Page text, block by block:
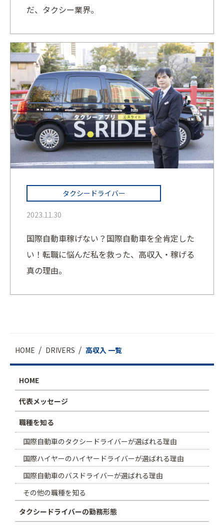
だ、タクシー業界。
タクシードライバー
2023.11.30
国際自動車稼げない？国際自動車を全肯定した
い！転職に悩んだ私を救った、高収入・稼げる
真の理由。
HOME DRIVERS 高収入 一覧
HOME
代表メッセージ
職種を知る
国際自動車のタクシードライバーが選ばれる理由
国際ハイヤーのハイヤードライバーが選ばれる理由
国際自動車のバスドライバーが選ばれる理由
その他の職種を知る
タクシードライバーの勤務形態